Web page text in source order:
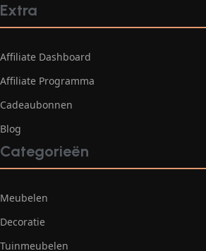
Extra
Affiliate Dashboard
Affiliate Programma
Cadeaubonnen
Blog
Categorieën
Meubelen
Decoratie
Tuinmeubelen